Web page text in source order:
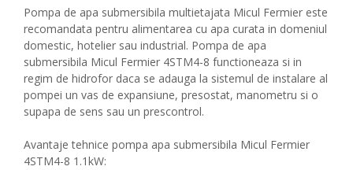
Pompa de apa submersibila multietajata Micul Fermier este
recomandata pentru alimentarea cu apa curata in domeniul
domestic, hotelier sau industrial. Pompa de apa
submersibila Micul Fermier 4STM4-8 functioneaza si in
regim de hidrofor daca se adauga la sistemul de instalare al
pompei un vas de expansiune, presostat, manometru si o
supapa de sens sau un prescontrol.
Avantaje tehnice pompa apa submersibila Micul Fermier
4STM4-8 1.1kW: